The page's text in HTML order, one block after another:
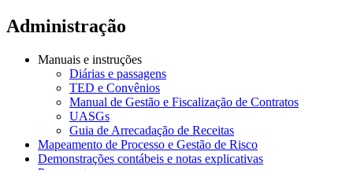
Administração
Manuais e instruções
Diárias e passagens
TED e Convênios
Manual de Gestão e Fiscalização de Contratos
UASGs
Guia de Arrecadação de Receitas
Mapeamento de Processo e Gestão de Risco
Demonstrações contábeis e notas explicativas